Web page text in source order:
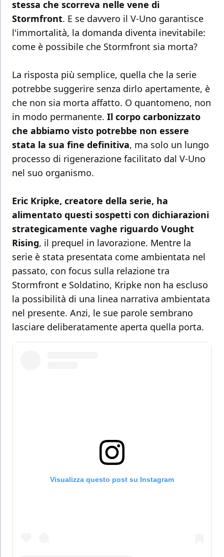
stessa che scorreva nelle vene di
Stormfront. E se davvero il V-Uno garantisce
l'immortalità, la domanda diventa inevitabile:
come è possibile che Stormfront sia morta?
La risposta più semplice, quella che la serie
potrebbe suggerire senza dirlo apertamente, è
che non sia morta affatto. O quantomeno, non
in modo permanente. Il corpo carbonizzato
che abbiamo visto potrebbe non essere
stata la sua fine definitiva, ma solo un lungo
processo di rigenerazione facilitato dal V-Uno
nel suo organismo.
Eric Kripke, creatore della serie, ha
alimentato questi sospetti con dichiarazioni
strategicamente vaghe riguardo Vought
Rising, il prequel in lavorazione. Mentre la
serie è stata presentata come ambientata nel
passato, con focus sulla relazione tra
Stormfront e Soldatino, Kripke non ha escluso
la possibilità di una linea narrativa ambientata
nel presente. Anzi, le sue parole sembrano
lasciare deliberatamente aperta quella porta.
Visualizza questo post su Instagram